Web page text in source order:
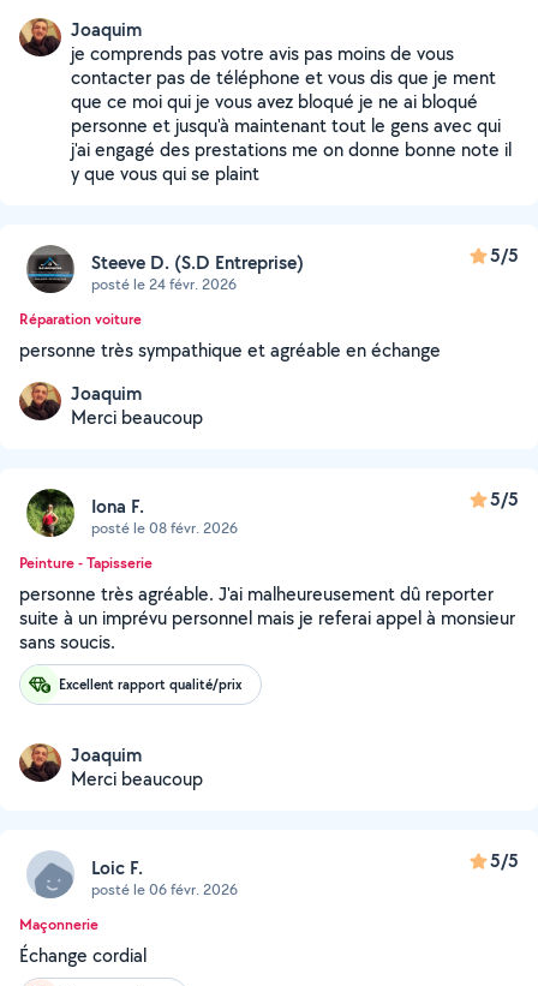
Joaquim
je comprends pas votre avis pas moins de vous
contacter pas de téléphone et vous dis que je ment
que ce moi qui je vous avez bloqué je ne ai bloqué
personne et jusqu'à maintenant tout le gens avec qui
j'ai engagé des prestations me on donne bonne note il
y que vous qui se plaint
Steeve D. (S.D Entreprise)
posté le 24 févr. 2026
5/5
Réparation voiture
personne très sympathique et agréable en échange
Joaquim
Merci beaucoup
Iona F.
posté le 08 févr. 2026
5/5
Peinture - Tapisserie
personne très agréable. J'ai malheureusement dû reporter
suite à un imprévu personnel mais je referai appel à monsieur
sans soucis.
Excellent rapport qualité/prix
Joaquim
Merci beaucoup
Loic F.
posté le 06 févr. 2026
5/5
Maçonnerie
Échange cordial